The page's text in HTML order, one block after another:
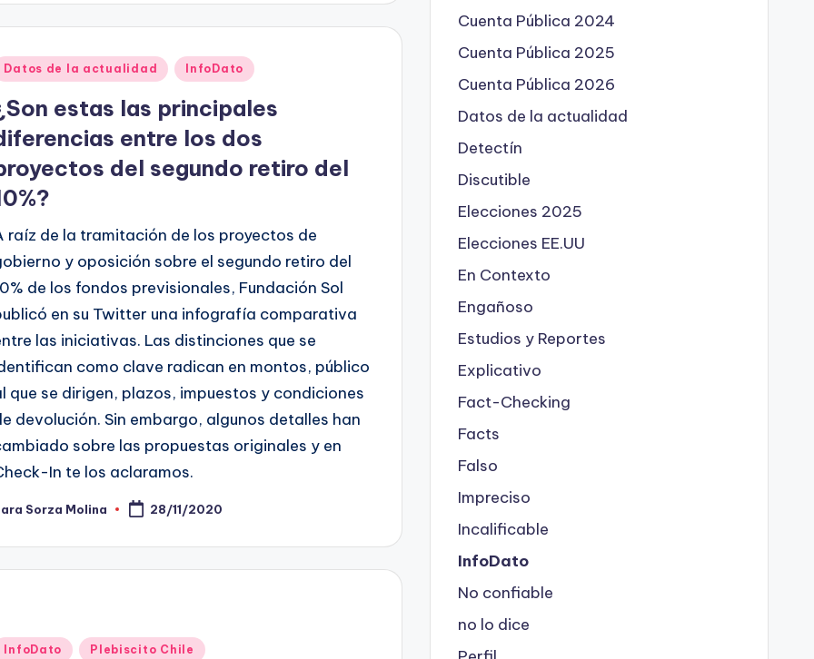
Datos de la actualidad InfoDato
estas las principales
entre los dos
del segundo retiro del
raíz de la tramitación de los proyectos de
y oposición sobre el segundo retiro del
de los fondos previsionales, Fundación Sol
en su Twitter una infografía comparativa
las iniciativas. Las distinciones que se
como clave radican en montos, público
que se dirigen, plazos, impuestos y condiciones
devolución. Sin embargo, algunos detalles han
sobre las propuestas originales y en
In te los aclaramos.
Sorza Molina 28/11/2020
InfoDato Plebiscito Chile
Cuenta Pública 2024
Cuenta Pública 2025
Cuenta Pública 2026
Datos de la actualidad
Detectín
Discutible
Elecciones 2025
Elecciones EE.UU
En Contexto
Engañoso
Estudios y Reportes
Explicativo
Fact-Checking
Facts
Falso
Impreciso
Incalificable
InfoDato
No confiable
no lo dice